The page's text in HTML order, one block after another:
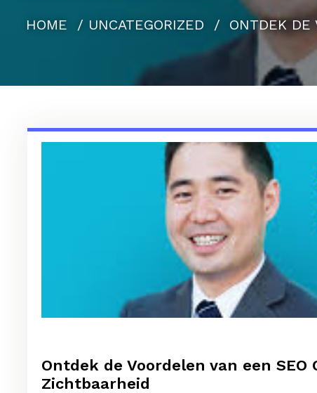
HOME / UNCATEGORIZED / ONTDEK DE
Ontdek de Voordelen van een
Zichtbaarheid